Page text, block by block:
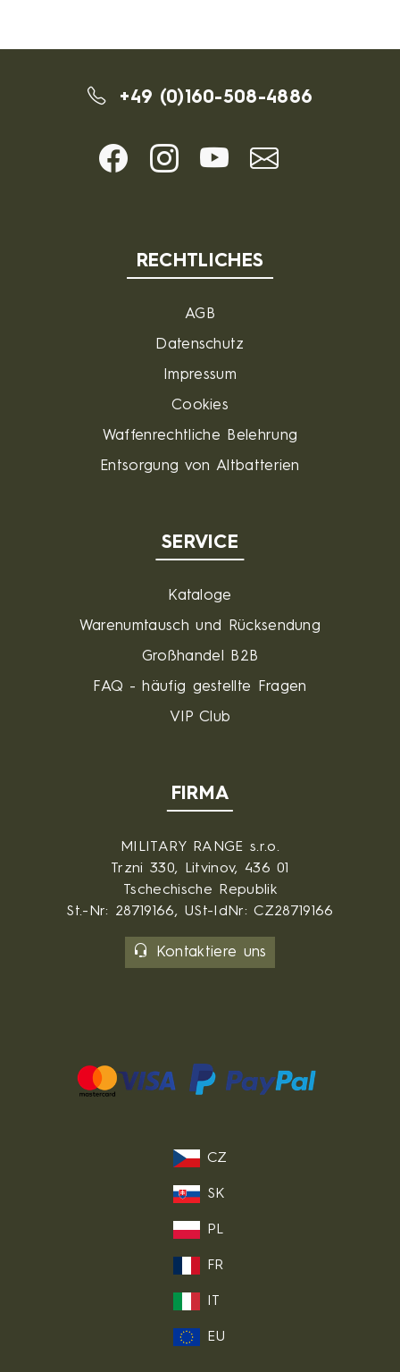
+49 (0)160-508-4886
RECHTLICHES
AGB
Datenschutz
Impressum
Cookies
Waffenrechtliche Belehrung
Entsorgung von Altbatterien
SERVICE
Kataloge
Warenumtausch und Rücksendung
Großhandel B2B
FAQ - häufig gestellte Fragen
VIP Club
FIRMA
MILITARY RANGE s.r.o.
Trzni 330, Litvinov, 436 01
Tschechische Republik
St.-Nr: 28719166, USt-IdNr: CZ28719166
Kontaktiere uns
CZ
SK
PL
FR
EU